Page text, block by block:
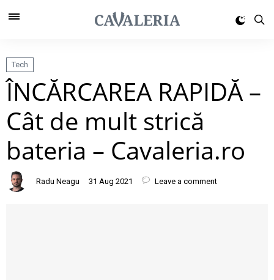
Tech
ÎNCĂRCAREA RAPIDĂ –
Cât de mult strică
bateria – Cavaleria.ro
Radu Neagu 31 Aug 2021 Leave a comment